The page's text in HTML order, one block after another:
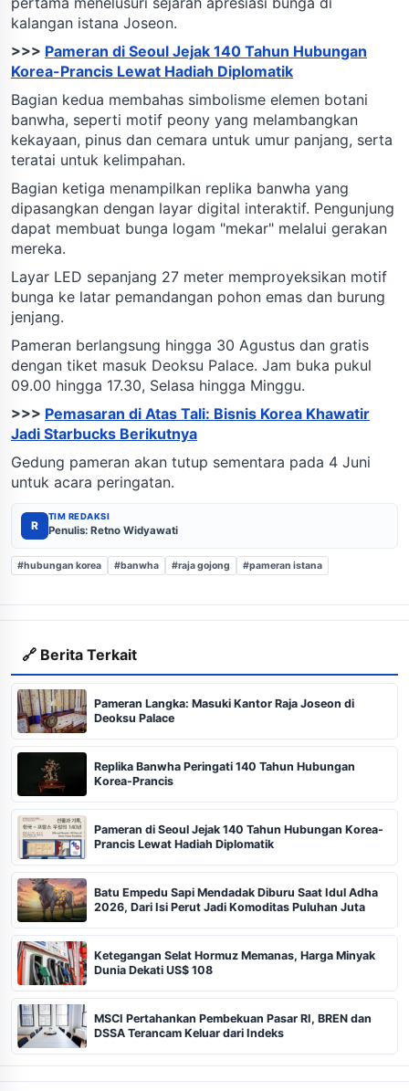
kalangan istana Joseon.
>>> Pameran di Seoul Jejak 140 Tahun Hubungan
Korea-Prancis Lewat Hadiah Diplomatik
Bagian kedua membahas simbolisme elemen botani
banwha, seperti motif peony yang melambangkan
kekayaan, pinus dan cemara untuk umur panjang, serta
teratai untuk kelimpahan.
Bagian ketiga menampilkan replika banwha yang
dipasangkan dengan layar digital interaktif. Pengunjung
dapat membuat bunga logam "mekar" melalui gerakan
mereka.
Layar LED sepanjang 27 meter memproyeksikan motif
bunga ke latar pemandangan pohon emas dan burung
jenjang.
Pameran berlangsung hingga 30 Agustus dan gratis
dengan tiket masuk Deoksu Palace. Jam buka pukul
09.00 hingga 17.30, Selasa hingga Minggu.
>>> Pemasaran di Atas Tali: Bisnis Korea Khawatir
Jadi Starbucks Berikutnya
Gedung pameran akan tutup sementara pada 4 Juni
untuk acara peringatan.
R
TIM REDAKSI
Penulis: Retno Widyawati
#hubungan korea #banwha #raja gojong #pameran istana
🔗 Berita Terkait
Pameran Langka: Masuki Kantor Raja Joseon di
Deoksu Palace
Replika Banwha Peringati 140 Tahun Hubungan
Korea-Prancis
Pameran di Seoul Jejak 140 Tahun Hubungan Korea-
Prancis Lewat Hadiah Diplomatik
Batu Empedu Sapi Mendadak Diburu Saat Idul Adha
2026, Dari Isi Perut Jadi Komoditas Puluhan Juta
Ketegangan Selat Hormuz Memanas, Harga Minyak
Dunia Dekati US$ 108
MSCI Pertahankan Pembekuan Pasar RI, BREN dan
DSSA Terancam Keluar dari Indeks